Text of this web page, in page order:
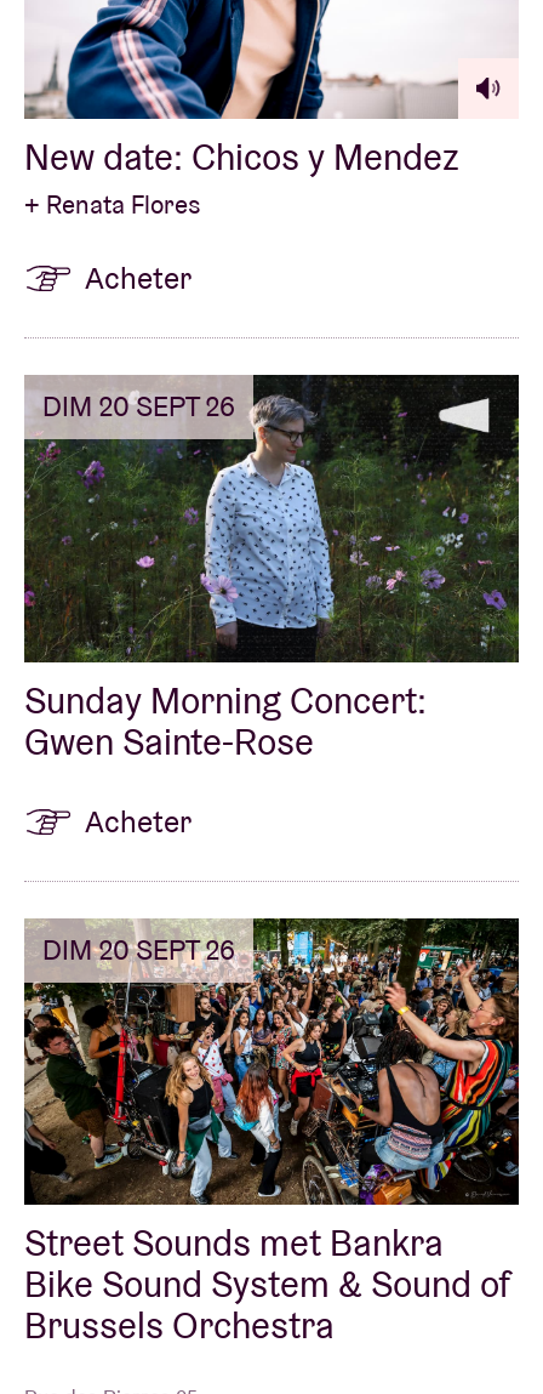
Location de salles
BRDCST
ABtv
Chèque-concert
À propos de l'AB
Contact
New date: Chicos y Mendez
+ Renata Flores
Acheter
DIM 20 SEPT 26
Sunday Morning Concert:
Gwen Sainte-Rose
Acheter
DIM 20 SEPT 26
Street Sounds met Bankra
Bike Sound System & Sound of
Brussels Orchestra